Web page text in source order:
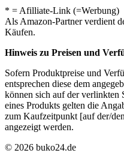
* = Afilliate-Link (=Werbung)
Als Amazon-Partner verdient
Käufen.
Hinweis zu Preisen und
Sofern Produktpreise und
entsprechen diese dem
können sich auf der verlinkten
eines Produkts gelten die
zum Kaufzeitpunkt [auf der/
angezeigt werden.
© 2026 buko24.de